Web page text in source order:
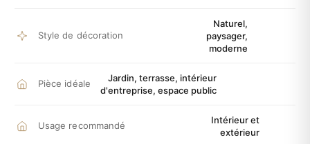
Style de décoration
Naturel,
paysager,
moderne
Pièce idéale
Jardin, terrasse, intérieur
d'entreprise, espace public
Usage recommandé
Intérieur et
extérieur